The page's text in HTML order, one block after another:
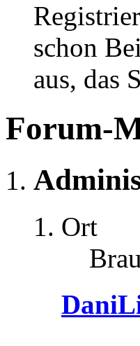
schon
aus, das
Forum-
Ort